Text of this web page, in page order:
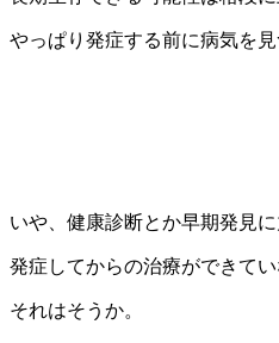
やっぱり発症する前に病気を
いや、健康診断とか早期発見
発症してからの治療ができて
それはそうか。